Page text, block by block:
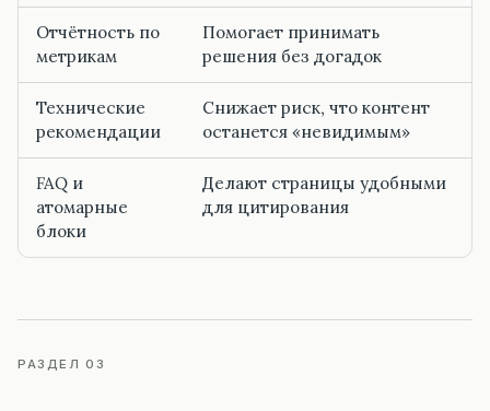
Отчётность по
метрикам
Помогает принимать
решения без догадок
Технические
рекомендации
Снижает риск, что контент
останется «невидимым»
FAQ и
атомарные
блоки
Делают страницы удобными
для цитирования
РАЗДЕЛ 03